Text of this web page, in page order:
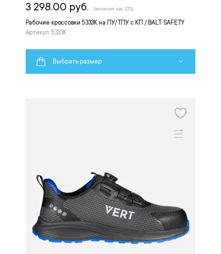
Рабочие кроссовки 5333К на ПУ/ТПУ с КП / BALT SAFETY
Артикул: 5333К
3 298.00 руб. (включая ндс 22%)
Выбрать размер